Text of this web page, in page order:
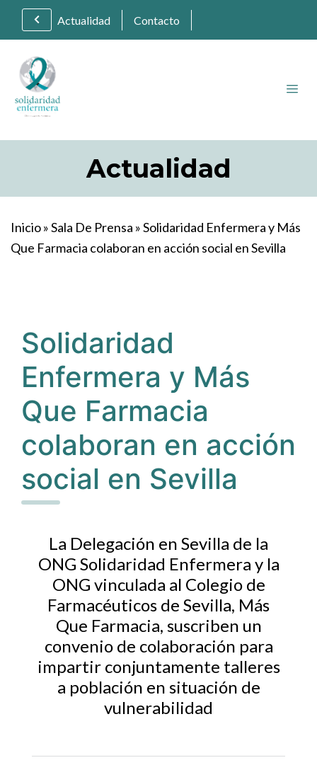
Actualidad Contacto
Actualidad
Inicio»Sala De Prensa »Solidaridad Enfermera y Más
Que Farmacia colaboran en acción social en Sevilla
Solidaridad
Enfermera y Más
Que Farmacia
colaboran en acción
social en Sevilla
La Delegación en Sevilla de la
ONG Solidaridad Enfermera y la
ONG vinculada al Colegio de
Farmacéuticos de Sevilla, Más
Que Farmacia, suscriben un
convenio de colaboración para
impartir conjuntamente talleres
a población en situación de
vulnerabilidad